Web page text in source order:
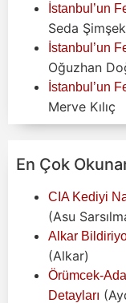
İstanbul’un
Seda Şimşek
İstanbul’un
Oğuzhan
İstanbul’un
Merve Kılıç
En Çok
CIA Kediyi
(Asu
Alkar
(Alkar)
Örümcek-
Detayları